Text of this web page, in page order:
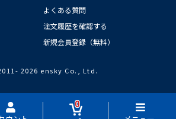
0
よくある質問
注文履歴を確認する
新規会員登録（無料）
2026 ensky Co., Ltd.